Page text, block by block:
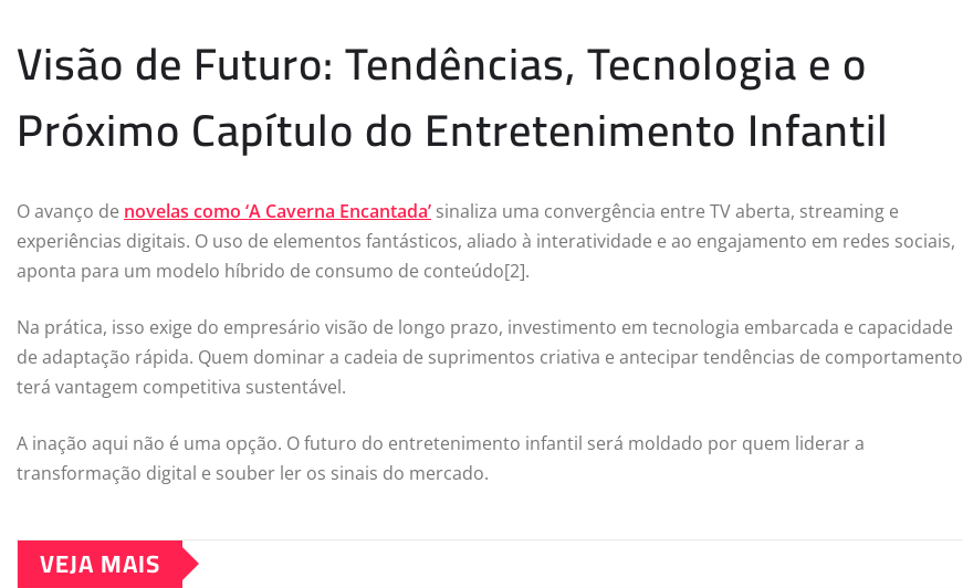
Visão de Futuro: Tendências, Tecnologia e o
Próximo Capítulo do Entretenimento Infantil
O avanço de novelas como ‘A Caverna Encantada’ sinaliza uma convergência entre TV aberta, streaming e
experiências digitais. O uso de elementos fantásticos, aliado à interatividade e ao engajamento em redes sociais,
aponta para um modelo híbrido de consumo de conteúdo[2].
Na prática, isso exige do empresário visão de longo prazo, investimento em tecnologia embarcada e capacidade
de adaptação rápida. Quem dominar a cadeia de suprimentos criativa e antecipar tendências de comportamento
terá vantagem competitiva sustentável.
A inação aqui não é uma opção. O futuro do entretenimento infantil será moldado por quem liderar a
transformação digital e souber ler os sinais do mercado.
VEJA MAIS